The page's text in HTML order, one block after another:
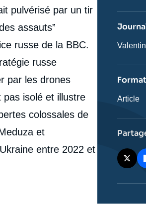
pulvérisé par un tir
assauts”
russe de la BBC.
russe
par les drones
pas isolé et illustre
colossales de
et
entre 2022 et
revue
Article